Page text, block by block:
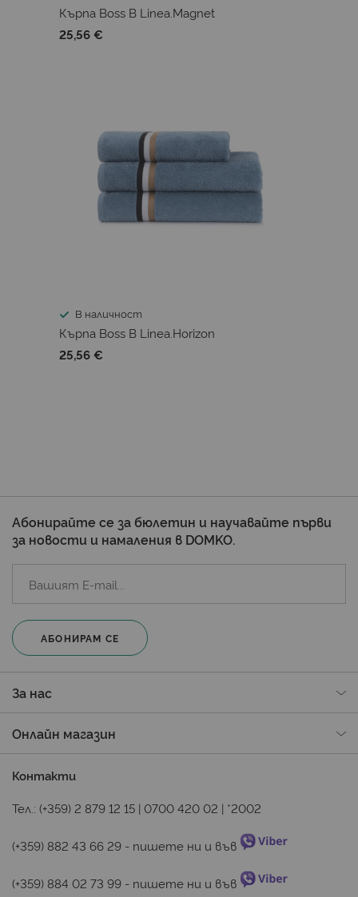
Кърпа Boss B Linea.Magnet
25,56 €
В наличност
Кърпа Boss B Linea.Horizon
25,56 €
Абонирайте се за бюлетин и научавайте първи
за новости и намаления в DOMKO.
АБОНИРАМ СЕ
За нас
Онлайн магазин
Контакти
Тел.: (+359) 2 879 12 15 | 0700 420 02 | *2002
(+359) 882 43 66 29 - пишете ни и във
(+359) 884 02 73 99 - пишете ни и във